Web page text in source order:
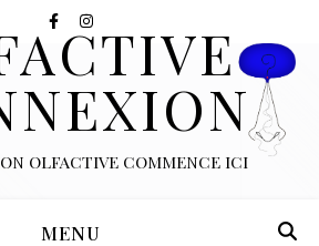
OLFACTIVE COMMENCE ICI
MENU